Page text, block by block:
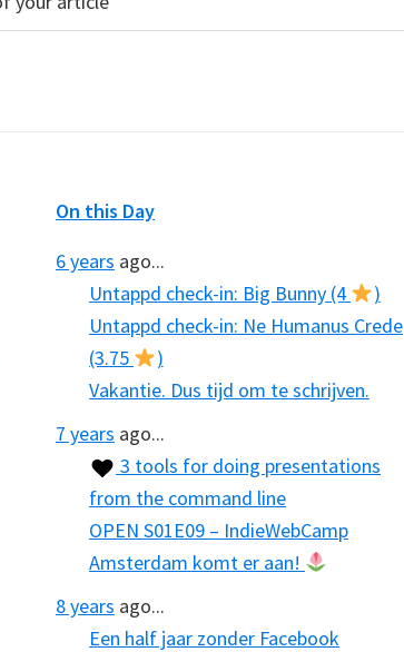
On this Day
6 years ago...
Untappd check-in: Big Bunny (4
)
Untappd check-in: Ne Humanus Crede
(3.75
)
Vakantie. Dus tijd om te schrijven.
7 years ago...
3 tools for doing presentations
from the command line
OPEN S01E09 – IndieWebCamp
Amsterdam komt er aan!
8 years ago...
Een half jaar zonder Facebook